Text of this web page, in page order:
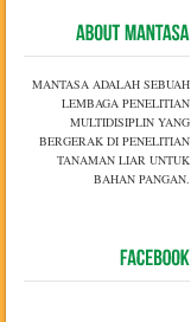
MANTASA ADALAH SEBUAH
LEMBAGA PENELITIAN
MULTIDISIPLIN YANG
BERGERAK DI PENELITIAN
TANAMAN LIAR UNTUK
BAHAN PANGAN.